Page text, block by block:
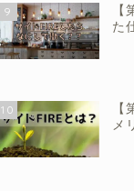
9
【
た
10
【
メ